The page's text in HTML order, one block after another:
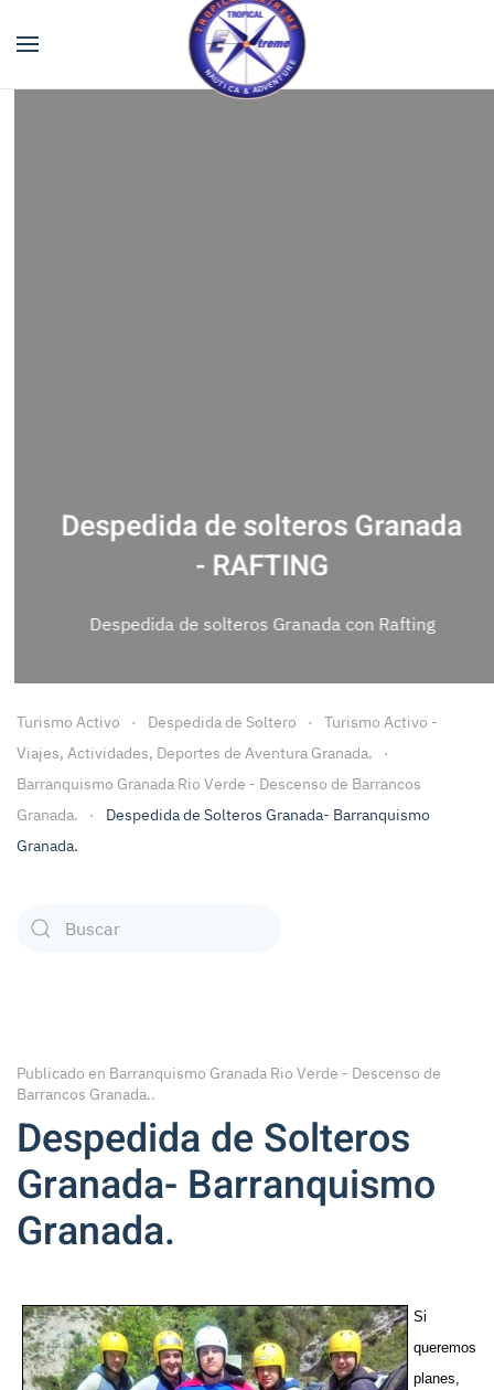
Despedida de solteros Granada
- RAFTING
Despedida de solteros Granada con Rafting
Turismo Activo Despedida de Soltero
Turismo Activo -
Viajes, Actividades, Deportes de Aventura Granada.
Barranquismo Granada Rio Verde - Descenso de Barrancos
Granada.
Despedida de Solteros Granada- Barranquismo
Granada.
Publicado en Barranquismo Granada Rio Verde - Descenso de
Barrancos Granada..
Despedida de Solteros
Granada- Barranquismo
Granada.
Si
queremos
planes,